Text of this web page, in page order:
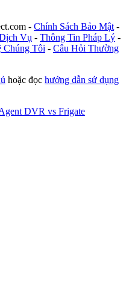
- Chính Sách Bảo Mật -
Vụ - Thông Tin Pháp Lý -
Chúng Tôi - Câu Hỏi Thường
hoặc đọc hướng dẫn sử dụng
DVR vs Frigate